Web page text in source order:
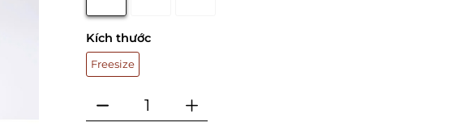
Kích thước
Freesize